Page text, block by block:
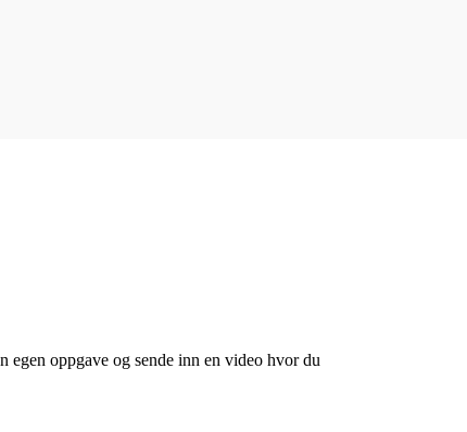
egen oppgave og sende inn en video hvor du